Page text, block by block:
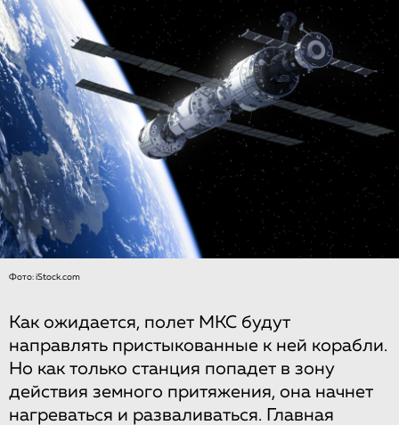
Фото: iStock.com
Как ожидается, полет МКС будут
направлять пристыкованные к ней корабли.
Но как только станция попадет в зону
действия земного притяжения, она начнет
нагреваться и разваливаться. Главная